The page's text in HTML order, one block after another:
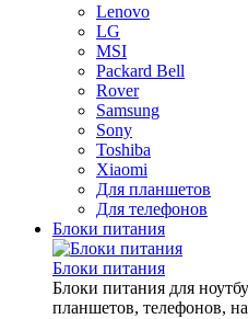
Lenovo
LG
MSI
Packard Bell
Rover
Samsung
Sony
Toshiba
Xiaomi
Для планшетов
Для телефонов
Блоки питания
Блоки питания
Блоки питания для
планшетов, телефонов,